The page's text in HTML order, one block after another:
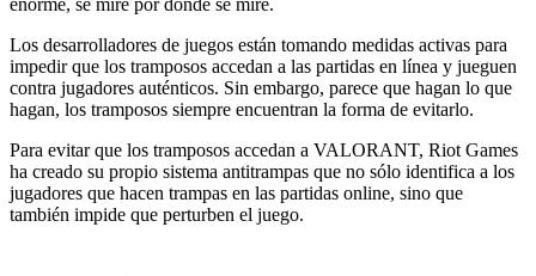
Los desarrolladores de juegos están tomando medidas activas para
impedir que los tramposos accedan a las partidas en línea y jueguen
contra jugadores auténticos. Sin embargo, parece que hagan lo que
hagan, los tramposos siempre encuentran la forma de evitarlo.
Para evitar que los tramposos accedan a VALORANT, Riot Games
ha creado su propio sistema antitrampas que no sólo identifica a los
jugadores que hacen trampas en las partidas online, sino que
también impide que perturben el juego.